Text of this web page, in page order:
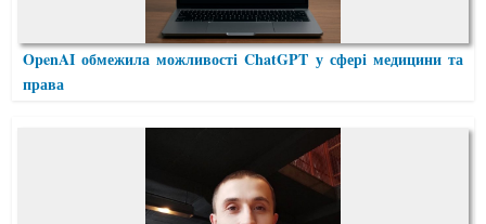
OpenAI обмежила можливості ChatGPT у сфері медицини та
права